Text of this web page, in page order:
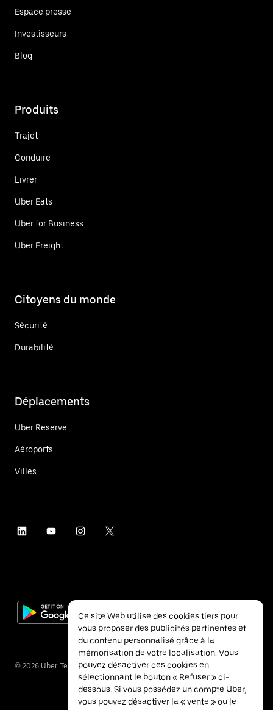
Espace presse
Investisseurs
Blog
Produits
Trajet
Conduire
Livrer
Uber Eats
Uber for Business
Uber Freight
Citoyens du monde
Sécurité
Durabilité
Déplacements
Uber Reserve
Aéroports
Villes
© 2026 Uber Technologies Inc.
Ce site Web utilise des cookies tiers pour
vous proposer des publicités pertinentes et
du contenu personnalisé grâce à la
mémorisation de votre localisation. Vous
pouvez désactiver ces cookies en
sélectionnant le bouton « Refuser » ci-
dessous. Si vous possédez un compte Uber,
vous pouvez désactiver la « vente » ou le